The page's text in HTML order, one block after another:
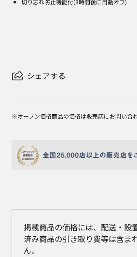
切り忘れ防止機能付(8時間後に自動オフ)
シェアする
※オープン価格商品の価格は販売店にお問い合
掲載商品の価格には、配送・設
済み商品の引き取り費等は含ま
ん。